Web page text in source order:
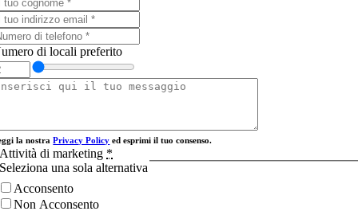
di locali preferito
la nostraPrivacy Policy ed esprimi il tuo consenso.
Attività di marketing *
Seleziona una sola alternativa
Acconsento
Non Acconsento